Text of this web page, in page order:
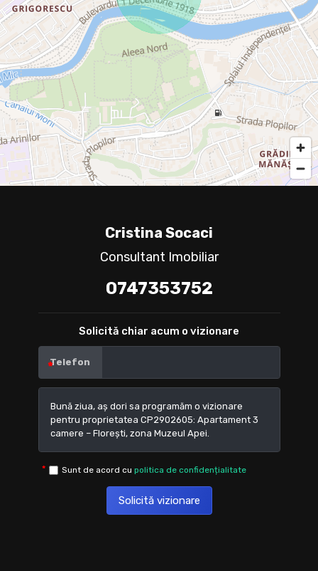
Cristina Socaci
Consultant Imobiliar
0747353752
Solicită chiar acum o vizionare
Telefon
Sunt de acord cu politica de confidențialitate
Solicită vizionare